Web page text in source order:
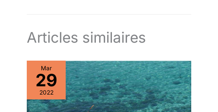
précis aux experts
sur les lacs, rivières
Profitez d'une
stabilité inégalée et
d'une performance
durable lors de
chaque sortie en mer.
Articles similaires
Mar
29
2022